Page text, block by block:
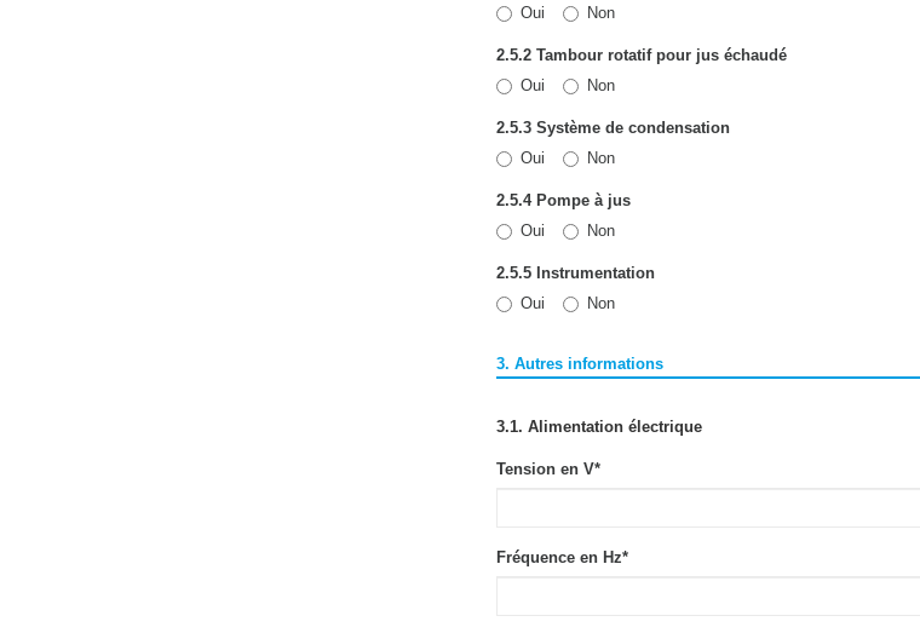
Oui
Non
2.5.2 Tambour rotatif pour jus échaudé
Oui
Non
2.5.3 Système de condensation
Oui
Non
2.5.4 Pompe à jus
Oui
Non
2.5.5 Instrumentation
Oui
Non
3. Autres informations
3.1. Alimentation électrique
Tension en V*
Fréquence en Hz*